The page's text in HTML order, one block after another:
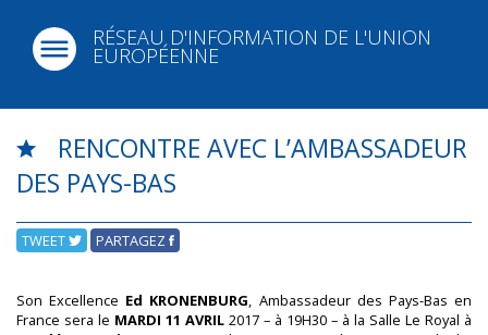
RÉSEAU D'INFORMATION DE L'UNION
EUROPÉENNE
RENCONTRE AVEC L’AMBASSADEUR
DES PAYS-BAS
TWEET PARTAGEZ
Son Excellence Ed KRONENBURG, Ambassadeur des Pays-Bas en
France sera le MARDI 11 AVRIL 2017 – à 19H30 – à la Salle Le Royal à